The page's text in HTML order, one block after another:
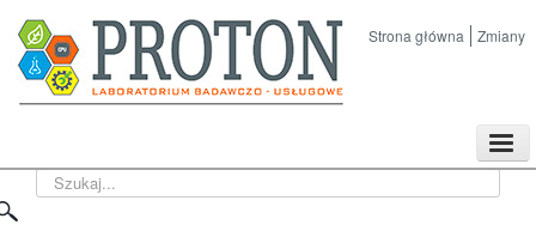
Strona główna Zmiany
Szukaj...